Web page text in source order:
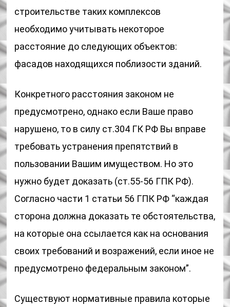
строительстве таких комплексов
необходимо учитывать некоторое
расстояние до следующих объектов:
фасадов находящихся поблизости зданий.
Конкретного расстояния законом не
предусмотрено, однако если Ваше право
нарушено, то в силу ст.304 ГК РФ Вы вправе
требовать устранения препятствий в
пользовании Вашим имуществом. Но это
нужно будет доказать (ст.55-56 ГПК РФ).
Согласно части 1 статьи 56 ГПК РФ “каждая
сторона должна доказать те обстоятельства,
на которые она ссылается как на основания
своих требований и возражений, если иное не
предусмотрено федеральным законом”.
Существуют нормативные правила которые